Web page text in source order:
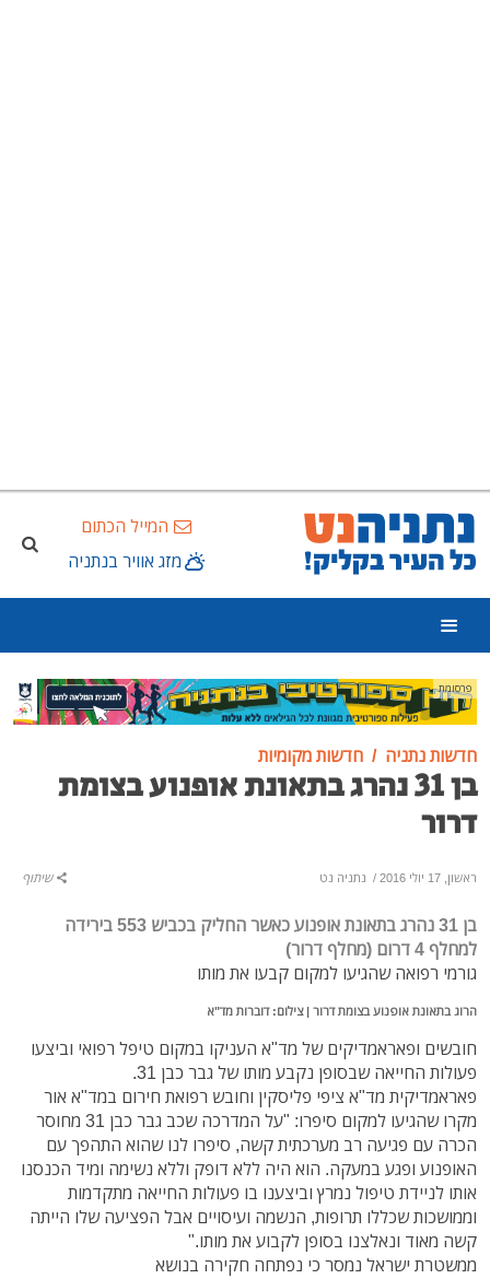
המייל הכתום
מזג אוויר בנתניה
פרסומת
חדשות נתניה חדשות מקומיות
בן 31 נהרג בתאונת אופנוע בצומת
דרור
ראשון, 17 יולי 2016 / נתניה נט שיתוף
בן 31 נהרג בתאונת אופנוע כאשר החליק בכביש 553
בירידה
למחלף 4 דרום (מחלף דרור)
גורמי רפואה שהגיעו למקום קבעו את מותו
הרוג בתאונת אופנוע בצומת דרור | צילום: דוברות מד"א
חובשים ופאראמדיקים של מד"א העניקו במקום טיפל רפואי וביצעו
פעולות החייאה שבסופן נקבע מותו של גבר כבן 31.
פאראמדיקית מד"א ציפי פליסקין וחובש רפואת חירום במד"א אור
מקרו שהגיעו למקום סיפרו: "על המדרכה שכב גבר כבן 31 מחוסר
הכרה עם פגיעה רב מערכתית קשה, סיפרו לנו שהוא התהפך עם
האופנוע ופגע במעקה. הוא היה ללא דופק וללא נשימה ומיד הכנסנו
אותו לניידת טיפול נמרץ וביצענו בו פעולות החייאה מתקדמות
וממושכות שכללו תרופות, הנשמה ועיסויים אבל הפציעה שלו הייתה
קשה מאוד ונאלצנו בסופן לקבוע את מותו."
ממשטרת ישראל נמסר כי נפתחה חקירה בנושא